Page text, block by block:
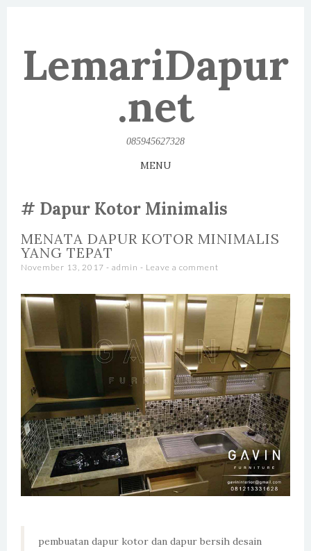
LemariDapur
.net
085945627328
MENU
Dapur Kotor Minimalis
MENATA DAPUR KOTOR MINIMALIS
YANG TEPAT
November 13, 2017 - admin Leave a comment
pembuatan dapur kotor dan dapur bersih desain